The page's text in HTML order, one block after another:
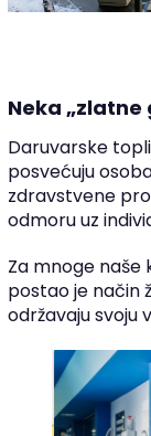
Neka
Daruvarske
posvećuju
zdravstvene
odmoru uz
Za mnoge naše
postao je način
održavaju svoju